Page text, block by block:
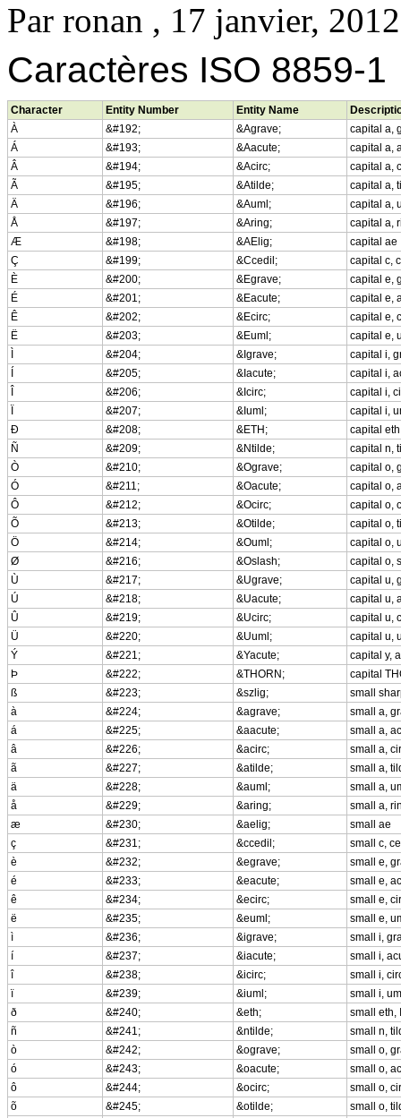
Par ronan , 17 janvier, 2012
Caractères ISO 8859-1
Character Entity Number Entity Name
À
&#192; &Agrave;
capital a,
Á
&#193; &Aacute;
capital a,
Â
&#194; &Acirc;
capital a,
Ã
&#195; &Atilde;
capital a,
Ä
&#196; &Auml;
capital a,
Å
&#197; &Aring;
capital a,
Æ
&#198; &AElig;
capital ae
Ç
&#199; &Ccedil;
capital c,
È
&#200; &Egrave;
capital e,
É
&#201; &Eacute;
capital e,
Ê
&#202; &Ecirc;
capital e,
Ë
&#203; &Euml;
capital e,
&#204; &Igrave;
capital i,
&#205; &Iacute;
capital i,
&#206; &Icirc;
capital i,
&#207; &Iuml;
capital i,
Ð
&#208; &ETH;
capital
Ñ
&#209; &Ntilde;
capital n,
Ò
&#210; &Ograve;
capital o,
Ó
&#211; &Oacute;
capital o,
Ô
&#212; &Ocirc;
capital o,
Õ
&#213; &Otilde;
capital o,
Ö
&#214; &Ouml;
capital o,
Ø
&#216; &Oslash;
capital o,
Ù
&#217; &Ugrave;
capital u,
Ú
&#218; &Uacute;
capital u,
Û
&#219; &Ucirc;
capital u,
Ü
&#220; &Uuml;
capital u,
Ý
&#221; &Yacute;
capital y,
Þ
&#222; &THORN;
capital
ß
&#223; &szlig;
small
à
&#224; &agrave;
small a,
á
&#225; &aacute;
small a,
â
&#226; &acirc;
small a,
ã
&#227; &atilde;
small a,
ä
&#228; &auml;
small a,
å
&#229; &aring;
small a,
æ
&#230; &aelig;
small ae
ç
&#231; &ccedil;
small c,
è
&#232; &egrave;
small e,
é
&#233; &eacute;
small e,
ê
&#234; &ecirc;
small e,
ë
&#235; &euml;
small e,
ì
&#236; &igrave;
small i,
í
&#237; &iacute;
small i,
î
&#238; &icirc;
small i,
ï
&#239; &iuml;
small i,
ð
&#240; &eth;
small eth,
ñ
&#241; &ntilde;
small n,
ò
&#242; &ograve;
small o,
ó
&#243; &oacute;
small o,
ô
&#244; &ocirc;
small o,
õ
&#245; &otilde;
small o,